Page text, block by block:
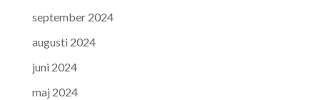
september 2024
augusti 2024
juni 2024
maj 2024